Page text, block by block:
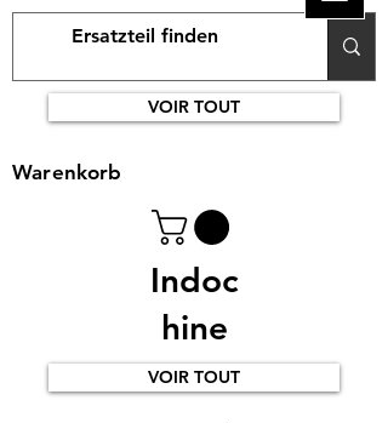
VOIR TOUT
Indoc
hine
Warenkorb
VOIR TOUT